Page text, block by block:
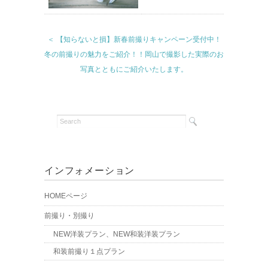
＜ 【知らないと損】新春前撮りキャンペーン受付中！
冬の前撮りの魅力をご紹介！！岡山で撮影した実際のお
写真とともにご紹介いたします。
インフォメーション
HOMEページ
前撮り・別撮り
NEW洋装プラン、NEW和装洋装プラン
和装前撮り１点プラン